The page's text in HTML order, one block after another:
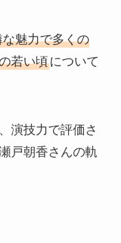
魅力で多くの
若い頃について
演技力で評価さ
戸朝香さんの軌